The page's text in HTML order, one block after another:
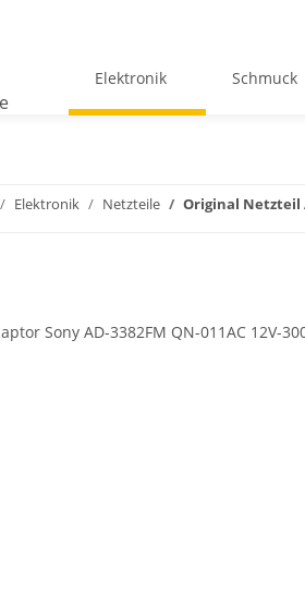
Elektronik Schmuck
Elektronik Netzteile Original Netzteil